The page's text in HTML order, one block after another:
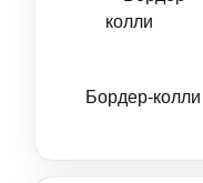
Бордер-колли